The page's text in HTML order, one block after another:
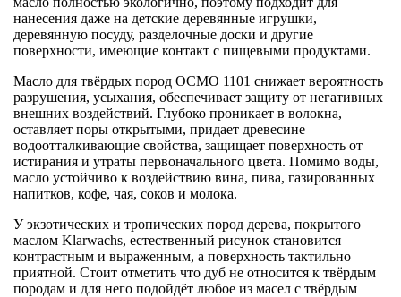
нанесения даже на детские деревянные игрушки,
деревянную посуду, разделочные доски и другие
поверхности, имеющие контакт с пищевыми продуктами.
Масло для твёрдых пород ОСМО 1101 cнижает вероятность
разрушения, усыхания, обеспечивает защиту от негативных
внешних воздействий. Глубоко проникает в волокна,
оставляет поры открытыми, придает древесине
водоотталкивающие свойства, защищает поверхность от
истирания и утраты первоначального цвета. Помимо воды,
масло устойчиво к воздействию вина, пива, газированных
напитков, кофе, чая, соков и молока.
У экзотических и тропических пород дерева, покрытого
маслом Klarwachs, естественный рисунок становится
контрастным и выраженным, а поверхность тактильно
приятной. Стоит отметить что дуб не относится к твёрдым
породам и для него подойдёт любое из масел с твёрдым